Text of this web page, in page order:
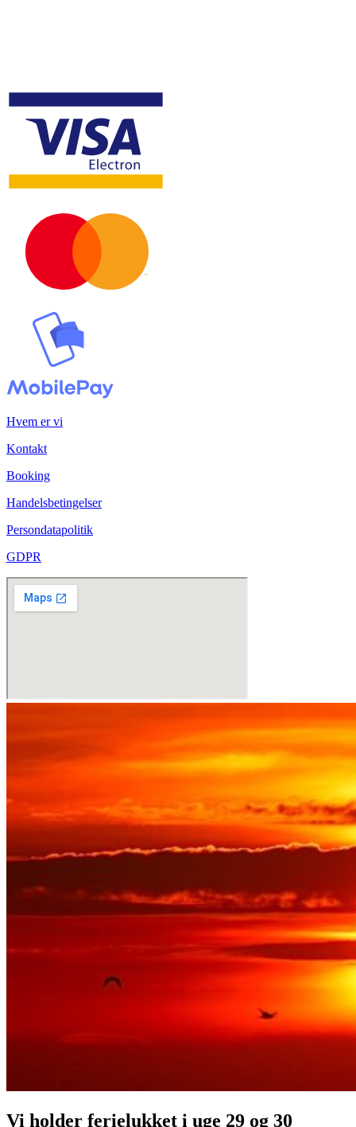
Hvem er vi
Kontakt
Booking
Handelsbetingelser
Persondatapolitik
GDPR
Vi holder ferielukket i uge 29 og 30